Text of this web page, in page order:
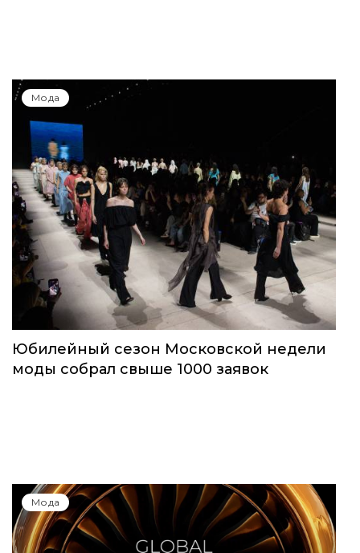
Мода
Юбилейный сезон Московской недели
моды собрал свыше 1000 заявок
Мода